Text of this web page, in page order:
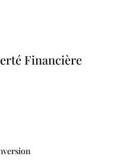
Financière